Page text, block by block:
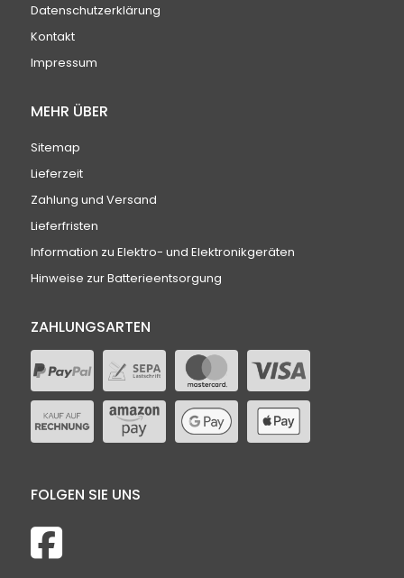
Datenschutzerklärung
Kontakt
Impressum
MEHR ÜBER
Sitemap
Lieferzeit
Zahlung und Versand
Lieferfristen
Information zu Elektro- und Elektronikgeräten
Hinweise zur Batterieentsorgung
ZAHLUNGSARTEN
FOLGEN SIE UNS